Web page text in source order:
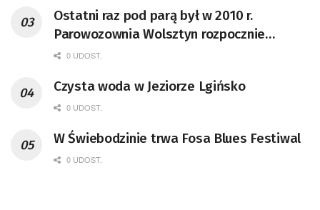
Ostatni raz pod parą był w 2010 r.
Parowozownia Wolsztyn rozpocznie
remont unikatowego Tr5-65
0 UDOST.
Czysta woda w Jeziorze Lgińsko
0 UDOST.
W Świebodzinie trwa Fosa Blues Festiwal
0 UDOST.